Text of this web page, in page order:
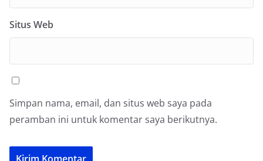
Situs Web
Simpan nama, email, dan situs web saya pada
peramban ini untuk komentar saya berikutnya.